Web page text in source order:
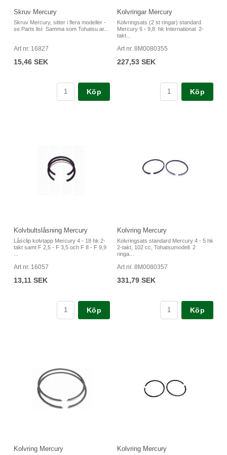
Skruv Mercury
Skruv Mercury, sitter i flera modeller -
se Parts list Samma som Tohatsu ar...
Art nr. 16827
15,46 SEK
Köp
Kolvringar Mercury
Kolvringsats (2 st ringar) standard
Mercury 6 - 9,8 hk International 2-
takt...
Art nr. 8M0080355
227,53 SEK
Köp
Kolvbultslåsning Mercury
Låsclip kolvtapp Mercury 4 - 18 hk 2-
takt samt F 2,5 - F 3,5 och F 8 - F 9,9
Art nr. 16057
13,11 SEK
Köp
Kolvring Mercury
Kolvringsats standard Mercury 4 - 5 hk
2-takt, 102 cc, Tohatsumodell. 2
ringa...
Art nr. 8M0080357
331,79 SEK
Köp
Kolvring Mercury Kolvring Mercury